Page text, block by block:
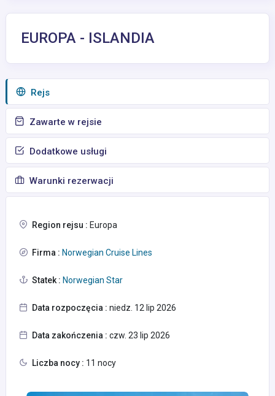
EUROPA - ISLANDIA
Rejs
Zawarte w rejsie
Dodatkowe usługi
Warunki rezerwacji
Region rejsu : Europa
Firma : Norwegian Cruise Lines
Statek : Norwegian Star
Data rozpoczęcia : niedz. 12 lip 2026
Data zakończenia : czw. 23 lip 2026
Liczba nocy : 11 nocy